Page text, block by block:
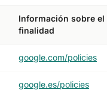
Información sobre el
finalidad
google.com/policies
google.es/policies